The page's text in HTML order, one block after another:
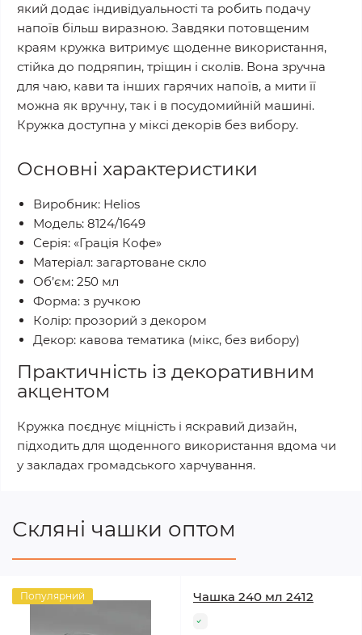
який додає індивідуальності та робить подачу
напоїв більш виразною. Завдяки потовщеним
краям кружка витримує щоденне використання,
стійка до подряпин, тріщин і сколів. Вона зручна
для чаю, кави та інших гарячих напоїв, а мити її
можна як вручну, так і в посудомийній машині.
Кружка доступна у міксі декорів без вибору.
Основні характеристики
Виробник: Helios
Модель: 8124/1649
Серія: «Грація Кофе»
Матеріал: загартоване скло
Об’єм: 250 мл
Форма: з ручкою
Колір: прозорий з декором
Декор: кавова тематика (мікс, без вибору)
Практичність із декоративним
акцентом
Кружка поєднує міцність і яскравий дизайн,
підходить для щоденного використання вдома чи
у закладах громадського харчування.
Скляні чашки оптом
Популярний Чашка 240 мл 2412